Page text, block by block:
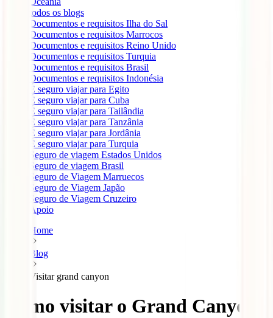
todos os blogs
Documentos e requisitos Ilha do Sal
Documentos e requisitos Marrocos
Documentos e requisitos Reino Unido
Documentos e requisitos Turquia
Documentos e requisitos Brasil
Documentos e requisitos Indonésia
É seguro viajar para Egito
É seguro viajar para Cuba
É seguro viajar para Tailândia
É seguro viajar para Tanzânia
É seguro viajar para Jordânia
É seguro viajar para Turquia
Seguro de viagem Estados Unidos
Seguro de viagem Brasil
Seguro de Viagem Marruecos
Seguro de Viagem Japão
Seguro de Viagem Cruzeiro
Apoio
Home
Blog
Visitar grand canyon
Como visitar o Grand Canyon